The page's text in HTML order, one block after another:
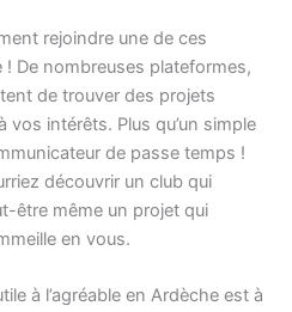
rejoindre une de ces
! De nombreuses plateformes,
de trouver des projets
intérêts. Plus qu’un simple
de passe temps !
découvrir un club qui
être même un projet qui
en vous.
à l’agréable en Ardèche est à